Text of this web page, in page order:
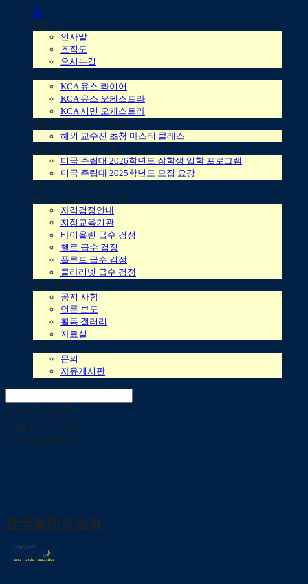
홈
협회 소개
인사말
조직도
오시는길
소속 단체
KCA 유스 콰이어
KCA 유스 오케스트라
KCA 시민 오케스트라
글로벌 아카데미 시리즈
해외 교수진 초청 마스터 클래스
장학생 입학 프로그램
미국 주립대 2026학년도 장학생 입학 프로그램
미국 주립대 2025학년도 모집 요강
캐나다 영어 음악 캠프
음악 실기 급수 자격 검정
자격검정안내
지정교육기관
바이올린 급수 검정
첼로 급수 검정
플루트 급수 검정
클라리넷 급수 검정
공지/소식
공지 사항
언론 보도
활동 갤러리
자료실
커뮤니티
문의
자유게시판
Search 검색
Log In 로그인
Cart 장바구니
한국클래식협회